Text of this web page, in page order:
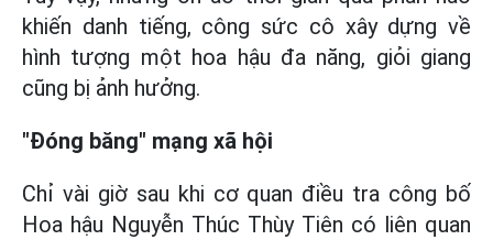
khiến danh tiếng, công sức cô xây dựng về
hình tượng một hoa hậu đa năng, giỏi giang
cũng bị ảnh hưởng.
"Đóng băng" mạng xã hội
Chỉ vài giờ sau khi cơ quan điều tra công bố
Hoa hậu Nguyễn Thúc Thùy Tiên có liên quan